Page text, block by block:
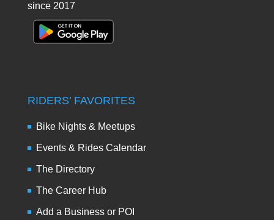
since 2017
RIDERS’ FAVORITES
Bike Nights & Meetups
Events & Rides Calendar
The Directory
The Career Hub
Add a Business or POI